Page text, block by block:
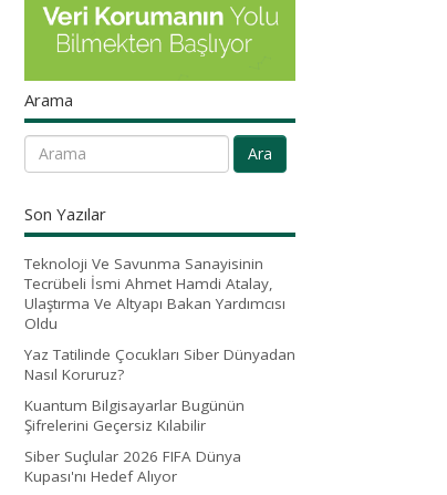
Arama
Ara
Son Yazılar
Teknoloji Ve Savunma Sanayisinin
Tecrübeli İsmi Ahmet Hamdi Atalay,
Ulaştırma Ve Altyapı Bakan Yardımcısı
Oldu
Yaz Tatilinde Çocukları Siber Dünyadan
Nasıl Koruruz?
Kuantum Bilgisayarlar Bugünün
Şifrelerini Geçersiz Kılabilir
Siber Suçlular 2026 FIFA Dünya
Kupası'nı Hedef Alıyor